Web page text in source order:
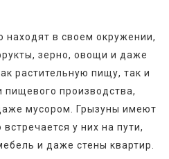
находят в своем окружении,
зерно, овощи и даже
растительную пищу, так и
пищевого производства,
мусором. Грызуны имеют
у них на пути,
и даже стены квартир.